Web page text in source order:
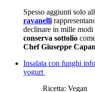
Spesso aggiunti solo
ravanelli
declinare in mille modi
conserva sottolio
Chef Giuseppe
Insalata con funghi
yogurt
Ricetta: Vegan